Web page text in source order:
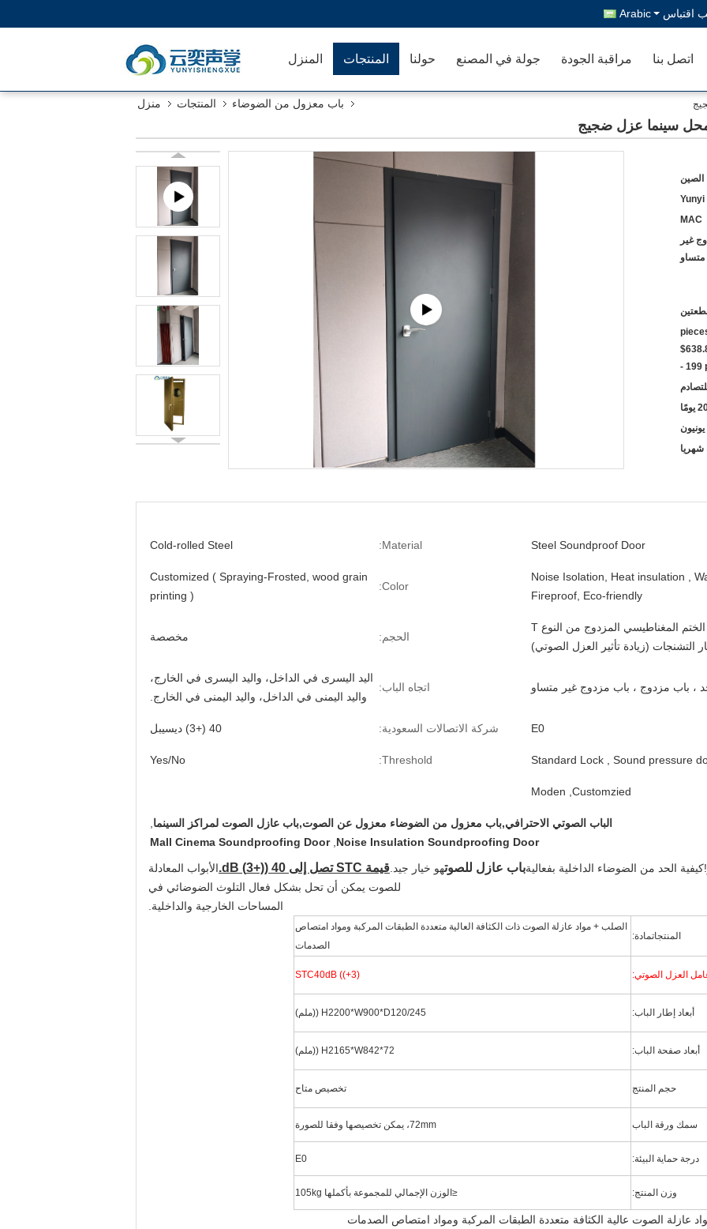
اقتباس Arabic
المنزل المنتجات حولنا جولة في المصنع مراقبة الجودة اتصل بنا
منزل المنتجات باب معزول من الضوضاء
سينما عزل ضجيج
الصين
MAC
غير
متساو
$723.60~$800 2 - 49
- 199
Steel Soundproof Door
Material:
Cold-rolled Steel
Noise Isolation, Heat insulation ,
Fireproof, Eco-friendly
Color:
Customized ( Spraying-Frosted, wood grain
printing )
شريط الختم المغناطيسي المزدوج من النوع T
التشنجات (زيادة تأثير العزل الصوتي)
الحجم: مخصصة
، باب مزدوج ، باب مزدوج غير متساو اتجاه الباب:
اليد اليسرى في الداخل، واليد اليسرى في الخارج،
واليد اليمنى في الداخل، واليد اليمنى في الخارج.
E0 شركة الاتصالات السعودية: 40 (+3) ديسيبل
Standard Lock , Sound pressure
Threshold:
Yes/No
Moden ,Customzied
الباب الصوتي الاحترافي,باب معزول من الضوضاء معزول عن الصوت,باب عازل الصوت لمراكز السينما
Noise Insulation Soundproofing Door
,
Mall Cinema Soundproofing Door
كيفية الحد من الضوضاء الداخلية بفعاليةباب عازل للصوتهو خيار جيد. قيمة STC تصل إلى 40 ((+3) dB.
الأبواب المعادلة
للصوت يمكن أن تحل بشكل فعال التلوث الضوضائي في
المساحات الخارجية والداخلية.
المنتجاتمادة:
الصلب + مواد عازلة الصوت ذات الكثافة العالية متعددة الطبقات المركبة ومواد امتصاص
الصدمات
العزل الصوتي: STC40dB ((+3)
أبعاد إطار الباب: H2200*W900*D120/245 ((ملم)
أبعاد صفحة الباب: H2165*W842*72 ((ملم)
حجم المنتج تخصيص متاح
سمك ورقة الباب 72mm، يمكن تخصيصها وفقا للصورة
درجة حماية البيئة: E0
وزن المنتج: ≤ الوزن الإجمالي للمجموعة بأكملها 105kg
عازلة الصوت عالية الكثافة متعددة الطبقات المركبة ومواد امتصاص الصدمات